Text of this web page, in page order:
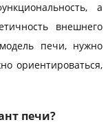
а
внешнего
печи, нужно
ориентироваться,
печи?